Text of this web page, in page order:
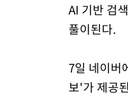
AI 기반 검
풀이된다.
7일 네이버
보'가 제공